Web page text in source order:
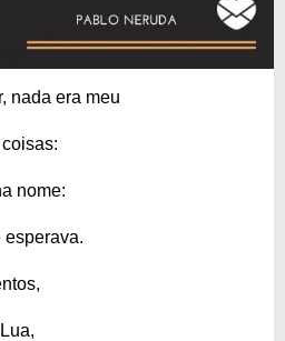
nada era meu
nome:
esperava.